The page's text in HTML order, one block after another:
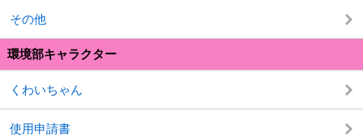
その他
環境部キャラクター
くわいちゃん
使用申請書